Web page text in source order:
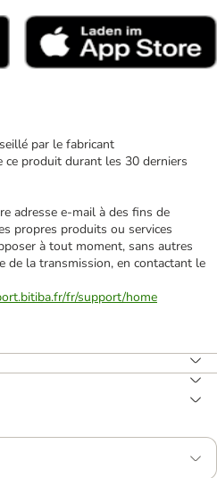
par le fabricant
produit durant les 30 derniers
adresse e‑mail à des fins de
propres produits ou services
à tout moment, sans autres
de la transmission, en contactant le
fr/support/home